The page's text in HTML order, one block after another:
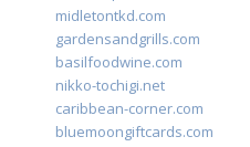
midletontkd.com
gardensandgrills.com
basilfoodwine.com
nikko-tochigi.net
caribbean-corner.com
bluemoongiftcards.com